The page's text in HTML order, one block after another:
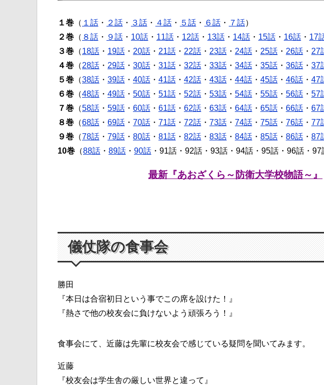
１巻 （ １話 ・ ２話 ・ ３話 ・ ４話 ・ ５話 ・ ６話 ・ ７話）
２巻 （ ８話 ・ ９話 ・ 10話 ・ 11話 ・ 12話 ・ 13話 ・ 14話 ・ 15話 ・ 16話 ・ 17
３巻 （18話 ・ 19話 ・ 20話 ・ 21話 ・ 22話 ・ 23話 ・ 24話 ・ 25話 ・ 26話 ・ 27
４巻 （28話 ・ 29話 ・ 30話 ・ 31話 ・ 32話 ・ 33話 ・ 34話 ・ 35話 ・ 36話 ・ 37
５巻 （38話 ・ 39話 ・ 40話 ・ 41話 ・ 42話 ・ 43話 ・ 44話 ・ 45話 ・ 46話 ・ 47
６巻 （48話 ・ 49話 ・ 50話 ・ 51話 ・ 52話 ・ 53話 ・ 54話 ・ 55話 ・ 56話 ・ 57
７巻 （58話 ・ 59話 ・ 60話 ・ 61話 ・ 62話 ・ 63話 ・ 64話 ・ 65話 ・ 66話 ・ 67
８巻 （68話 ・ 69話 ・ 70話 ・ 71話 ・ 72話 ・ 73話 ・ 74話 ・ 75話 ・ 76話 ・ 77
９巻 （78話 ・ 79話 ・ 80話 ・ 81話 ・ 82話 ・ 83話 ・ 84話 ・ 85話 ・ 86話 ・ 87
10巻 （88話 ・ 89話 ・ 90話 ・91話・92話・93話・94話・95話・96話・97
最新『あおざくら～防衛大学校物語～』
儀仗隊の食事会
勝田
『本日は合宿初日という事でこの席を設けた！』
『熱さで他の校友会に負けないよう頑張ろう！』
食事会にて、近藤は先輩に校友会で感じている疑問を聞いてみます。
近藤
『校友会は学生舎の厳しい世界と違って』